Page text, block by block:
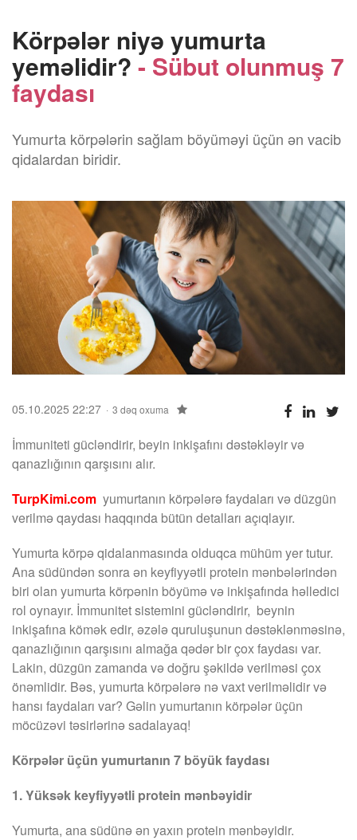
Körpələr niyə yumurta
yeməlidir? - Sübut olunmuş 7
faydası
Yumurta körpələrin sağlam böyüməyi üçün ən vacib
qidalardan biridir.
05.10.2025 22:27 3 dəq oxuma
İmmuniteti gücləndirir, beyin inkişafını dəstəkləyir və
qanazlığının qarşısını alır.
TurpKimi.com yumurtanın körpələrə faydaları və düzgün
verilmə qaydası haqqında bütün detalları açıqlayır.
Yumurta körpə qidalanmasında olduqca mühüm yer tutur.
Ana südündən sonra ən keyfiyyətli protein mənbələrindən
biri olan yumurta körpənin böyümə və inkişafında həlledici
rol oynayır. İmmunitet sistemini gücləndirir, beynin
inkişafına kömək edir, əzələ quruluşunun dəstəklənməsinə,
qanazlığının qarşısını almağa qədər bir çox faydası var.
Lakin, düzgün zamanda və doğru şəkildə verilməsi çox
önəmlidir. Bəs, yumurta körpələrə nə vaxt verilməlidir və
hansı faydaları var? Gəlin yumurtanın körpələr üçün
möcüzəvi təsirlərinə sadalayaq!
Körpələr üçün yumurtanın 7 böyük faydası
1. Yüksək keyfiyyətli protein mənbəyidir
Yumurta, ana südünə ən yaxın protein mənbəyidir.